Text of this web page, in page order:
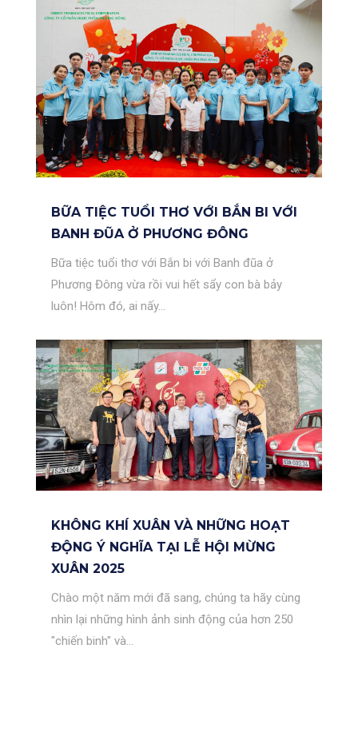
BỮA TIỆC TUỔI THƠ VỚI BẮN BI VỚI
BANH ĐŨA Ở PHƯƠNG ĐÔNG
Bữa tiệc tuổi thơ với Bắn bi với Banh đũa ở
Phương Đông vừa rồi vui hết sẩy con bà bảy
luôn! Hôm đó, ai nấy...
KHÔNG KHÍ XUÂN VÀ NHỮNG HOẠT
ĐỘNG Ý NGHĨA TẠI LỄ HỘI MỪNG
XUÂN 2025
Chào một năm mới đã sang, chúng ta hãy cùng
nhìn lại những hình ảnh sinh động của hơn 250
"chiến binh" và...